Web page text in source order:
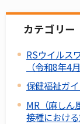
カテゴリー
RSウイルス
（令和8年4
保健福祉ガ
MR（麻しん
接種におけ